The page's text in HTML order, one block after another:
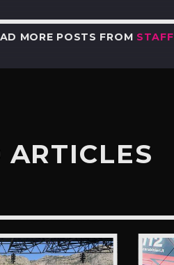
MORE POSTS FROM STAFF
ARTICLES